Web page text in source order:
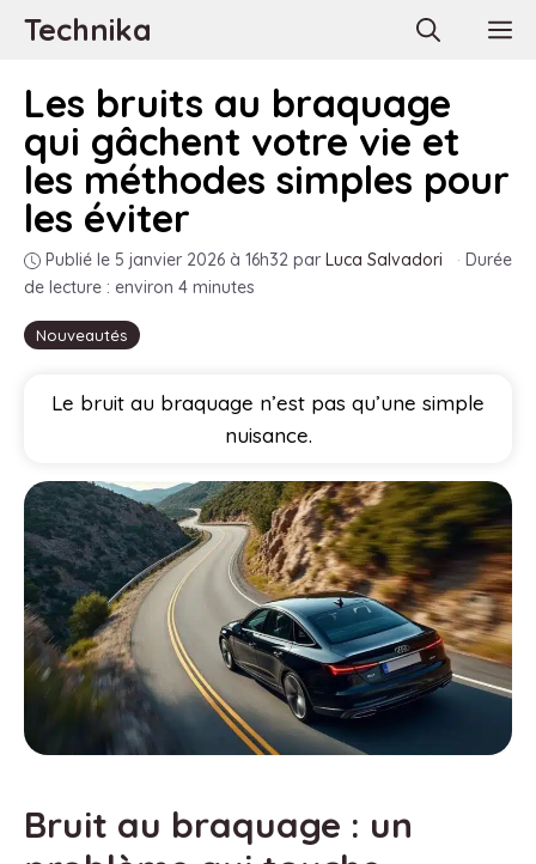
AllerTechnika
Nouveautés
Les bruits au braquage
qui gâchent votre vie et
les méthodes simples pour
les éviter
Publié le 5 janvier 2026 à 16h32 par Luca Salvadori · Durée
de lecture : environ 4 minutes
Le bruit au braquage n’est pas qu’une simple
nuisance.
Bruit au braquage : un